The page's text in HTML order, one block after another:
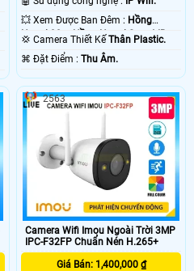
💥 Xem Được Ban Đêm : Hồng
Ngoại 30m Hồng Ngoại Smart IR.
💢 Camera Thiết KếThân Plastic.
️⌘ Đặt Điểm :Thu Âm.
Camera Wifi Imou Ngoài Trời 3MP
IPC-F32FP Chuẩn Nén H.265+
Giá Bán: 1,400,000 ₫
2563